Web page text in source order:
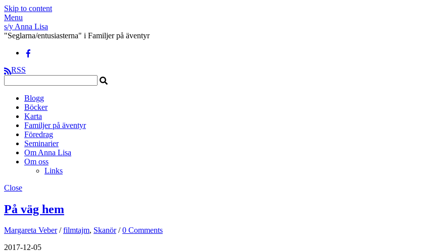
Skip to content
Menu
s/y Anna Lisa
"Seglarna/entusiasterna" i Familjer på äventyr
RSS
Blogg
Böcker
Karta
Familjer på äventyr
Föredrag
Seminarier
Om Anna Lisa
Om oss
Links
Close
På väg hem
Margareta Veber / filmtajm, Skanör / 0 Comments
2017-12-05